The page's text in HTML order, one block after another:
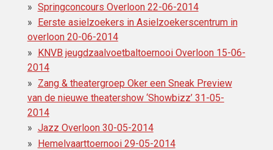
Springconcours Overloon 22-06-2014
Eerste asielzoekers in Asielzoekerscentrum‎ in
overloon 20-06-2014
KNVB jeugdzaalvoetbaltoernooi Overloon 15-06-
2014
Zang & theatergroep Oker een Sneak Preview
van de nieuwe theatershow ‘Showbizz’ 31-05-
2014
Jazz Overloon 30-05-2014
Hemelvaarttoernooi 29-05-2014